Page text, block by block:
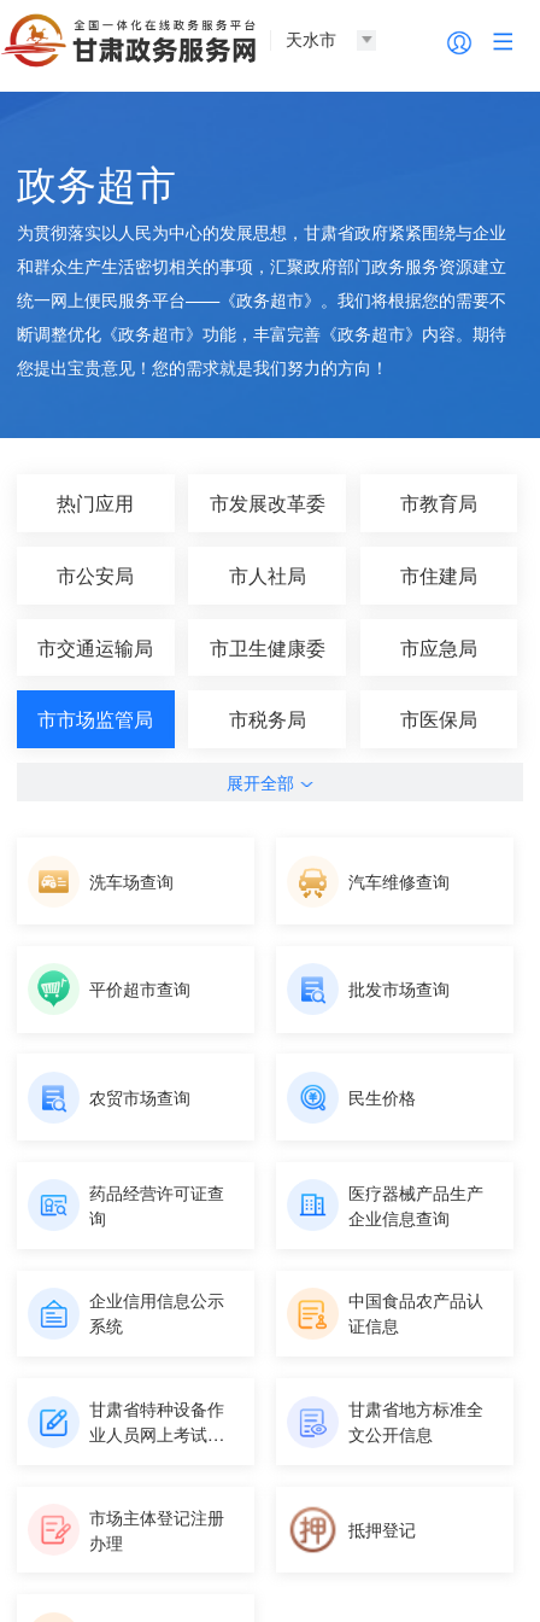
天水市
政务超市
为贯彻落实以人民为中心的发展思想，甘肃省政府紧紧围绕与企业
和群众生产生活密切相关的事项，汇聚政府部门政务服务资源建立
统一网上便民服务平台——《政务超市》。我们将根据您的需要不
断调整优化《政务超市》功能，丰富完善《政务超市》内容。期待
您提出宝贵意见！您的需求就是我们努力的方向！
热门应用 市发展改革委 市教育局
市公安局 市人社局 市住建局
市交通运输局 市卫生健康委 市应急局
市市场监管局 市税务局 市医保局
展开全部
洗车场查询 汽车维修查询
平价超市查询 批发市场查询
农贸市场查询 民生价格
药品经营许可证查
询
医疗器械产品生产
企业信息查询
企业信用信息公示
系统
中国食品农产品认
证信息
甘肃省特种设备作
业人员网上考试平
甘肃省地方标准全
文公开信息
市场主体登记注册
办理
抵押登记